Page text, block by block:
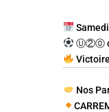
Ⓤ②⓪
Nos